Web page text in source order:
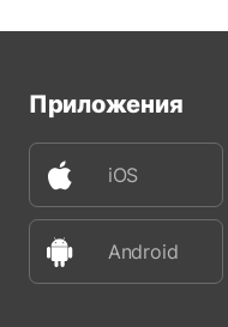
Приложения
iOS
Android